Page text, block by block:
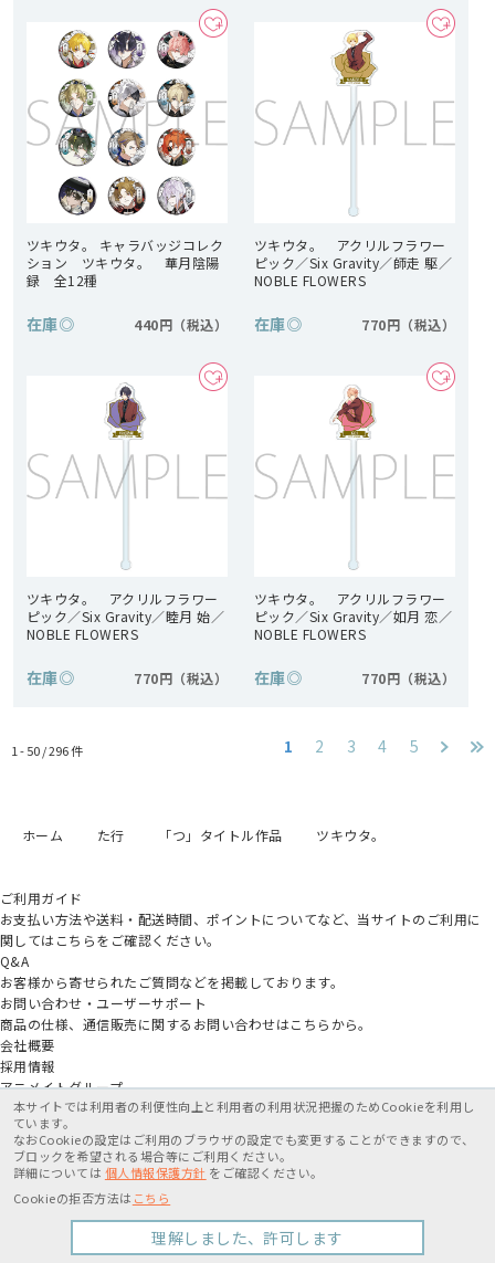
ツキウタ。 キャラバッジコレク
ション ツキウタ。 華月陰陽
録 全12種
在庫◎ 440円
ツキウタ。 アクリルフラワー
ピック／Six Gravity／師走 駆／
NOBLE FLOWERS
在庫◎ 770円
ツキウタ。 アクリルフラワー
ピック／Six Gravity／睦月 始／
NOBLE FLOWERS
在庫◎ 770円
ツキウタ。 アクリルフラワー
ピック／Six Gravity／如月 恋／
NOBLE FLOWERS
在庫◎ 770円
1 - 50 /296件 1 2 3 4 5
ホーム た行 「つ」タイトル作品 ツキウタ。
ご利用ガイド
お支払い方法や送料・配送時間、ポイントについてなど、当サイトのご利用に
関してはこちらをご確認ください。
Q&A
お客様から寄せられたご質問などを掲載しております。
お問い合わせ・ユーザーサポート
商品の仕様、通信販売に関するお問い合わせはこちらから。
会社概要
採用情報
アニメイトグループ
特定商取引法に基づく表記
Copyright movic Co.,Ltd. 2005-2026
本サイトでは利用者の利便性向上と利用者の利用状況把握のためCookieを利用し
ています。
なおCookieの設定はご利用のブラウザの設定でも変更することができますので、
ブロックを希望される場合等にご利用ください。
詳細については 個人情報保護方針 をご確認ください。
Cookieの拒否方法は こちら
理解しました、許可します